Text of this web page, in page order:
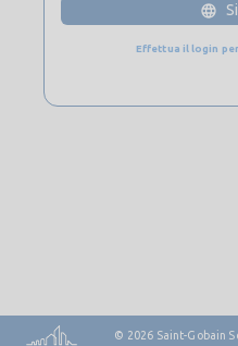
Effettua il login
© 2026 Saint-Gobain